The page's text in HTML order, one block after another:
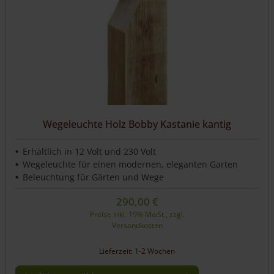
Wegeleuchte Holz Bobby Kastanie kantig
Erhältlich in 12 Volt und 230 Volt
Wegeleuchte für einen modernen, eleganten Garten
Beleuchtung für Gärten und Wege
290,00 €
Preise inkl. 19% MwSt., zzgl.
Versandkosten
Lieferzeit: 1-2 Wochen